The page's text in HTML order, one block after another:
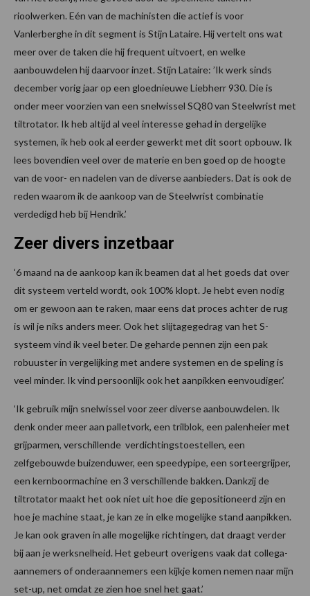
rioolwerken. Eén van de machinisten die actief is voor
Vanlerberghe in dit segment is Stijn Lataire. Hij vertelt ons wat
meer over de taken die hij frequent uitvoert, en welke
aanbouwdelen hij daarvoor inzet. Stijn Lataire: ’Ik werk sinds
december vorig jaar op een gloednieuwe Liebherr 930. Die is
onder meer voorzien van een snelwissel SQ80 van Steelwrist met
tiltrotator. Ik heb altijd al veel interesse gehad in dergelijke
systemen, ik heb ook al eerder gewerkt met dit soort opbouw. Ik
lees bovendien veel over de materie en ben goed op de hoogte
van de voor- en nadelen van de diverse aanbieders. Dat is ook de
reden waarom ik de aankoop van de Steelwrist combinatie
verdedigd heb bij Hendrik.’
Zeer divers inzetbaar
‘6 maand na de aankoop kan ik beamen dat al het goeds dat over
dit systeem verteld wordt, ook 100% klopt. Je hebt even nodig
om er gewoon aan te raken, maar eens dat proces achter de rug
is wil je niks anders meer. Ook het slijtagegedrag van het S-
systeem vind ik veel beter. De geharde pennen zijn een pak
robuuster in vergelijking met andere systemen en de speling is
veel minder. Ik vind persoonlijk ook het aanpikken eenvoudiger.’
‘Ik gebruik mijn snelwissel voor zeer diverse aanbouwdelen. Ik
denk onder meer aan palletvork, een trilblok, een palenheier met
grijparmen, verschillende verdichtingstoestellen, een
zelfgebouwde buizenduwer, een speedypipe, een sorteergrijper,
een kernboormachine en 3 verschillende bakken. Dankzij de
tiltrotator maakt het ook niet uit hoe die gepositioneerd zijn en
hoe je machine staat, je kan ze in elke mogelijke stand aanpikken.
Je kan ook graven in alle mogelijke richtingen, dat draagt verder
bij aan je werksnelheid. Het gebeurt overigens vaak dat collega-
aannemers of onderaannemers een kijkje komen nemen naar mijn
set-up, net omdat ze zien hoe snel het gaat.’